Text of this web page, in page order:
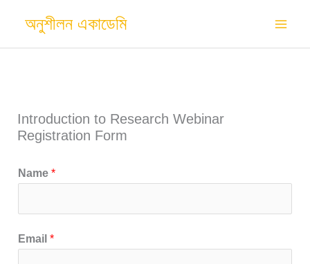
content
অনুশীলন একাডেমি
Introduction to Research Webinar
Registration Form
Name*
Email*